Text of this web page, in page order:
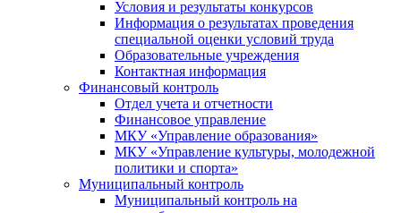
Условия и результаты конкурсов
Информация о результатах проведения
специальной оценки условий труда
Образовательные учреждения
Контактная информация
Финансовый контроль
Отдел учета и отчетности
Финансовое управление
МКУ «Управление образования»
МКУ «Управление культуры, молодежной
политики и спорта»
Муниципальный контроль
Муниципальный контроль на